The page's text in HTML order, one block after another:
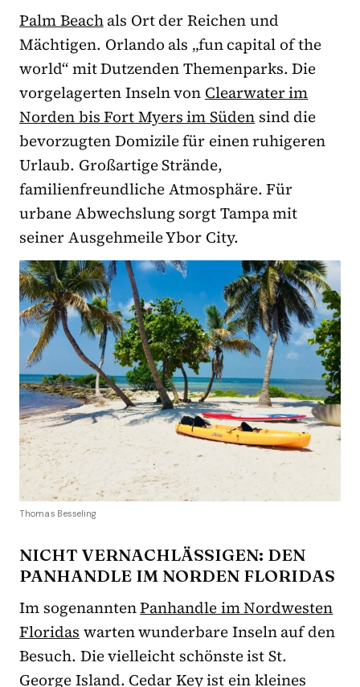
Palm Beachals Ort der Reichen und
Mächtigen. Orlando als „fun capital of the
world“ mit Dutzenden Themenparks. Die
vorgelagerten Inseln von Clearwater im
Norden bis Fort Myers im Süden sind die
bevorzugten Domizile für einen ruhigeren
Urlaub. Großartige Strände,
familienfreundliche Atmosphäre. Für
urbane Abwechslung sorgt Tampa mit
seiner Ausgehmeile Ybor City.
Thomas Besseling
NICHT VERNACHLÄSSIGEN: DEN
PANHANDLE IM NORDEN FLORIDAS
Im sogenanntenPanhandle im Nordwesten
Floridas warten wunderbare Inseln auf den
Besuch. Die vielleicht schönste ist St.
George Island. Cedar Key ist ein kleines